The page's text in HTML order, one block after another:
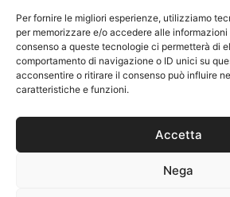
Per fornire le migliori esperienze, utilizziamo
per memorizzare e/o accedere alle
consenso a queste tecnologie ci permetterà di
comportamento di navigazione o ID unici su
acconsentire o ritirare il consenso può influire
caratteristiche e funzioni.
Accetta
Nega